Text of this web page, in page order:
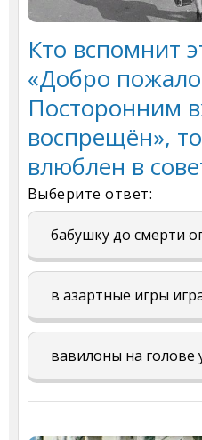
Кто вспомнит
«Добро
Посторонним
воспрещён»,
влюблен в
Выберите ответ:
бабушку до смерти
в азартные игры
вавилоны на голове